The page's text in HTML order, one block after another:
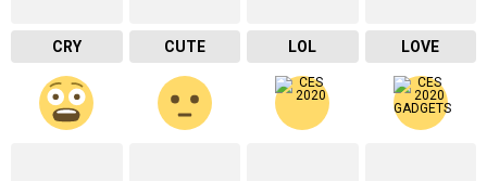
CRY CUTE LOL LOVE